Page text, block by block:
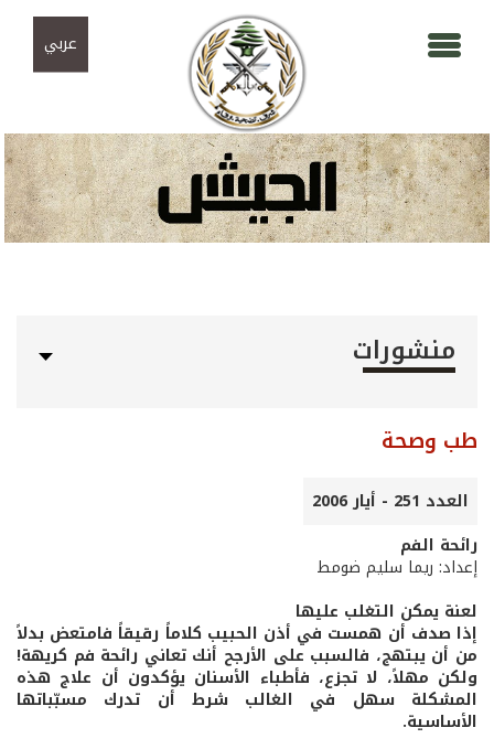
عربي
منشورات
طب وصحة
العدد 251 - أيار 2006
رائحة الفم
إعداد: ريما سليم ضومط
لعنة يمكن التغلب عليها
إذا صدف أن همست في أذن الحبيب كلاماً رقيقاً فامتعض بدلاً
من أن يبتهج، فالسبب على الأرجح أنك تعاني رائحة فم كريهة!
ولكن مهلاً، لا تجزع، فأطباء الأسنان يؤكدون أن علاج هذه
المشكلة سهل في الغالب شرط أن تدرك مسبّباتها
الأساسية.